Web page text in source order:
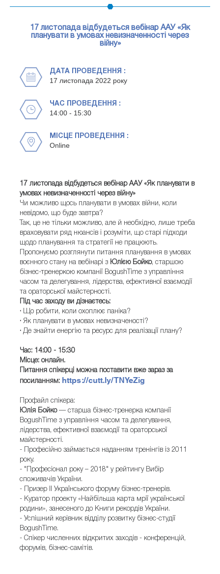
17 листопада відбудеться вебінар ААУ «Як
планувати в умовах невизначенності через
війну»
ДАТА ПРОВЕДЕННЯ :
17 листопада 2022 року
ЧАС ПРОВЕДЕННЯ :
14:00 - 15:30
МІСЦЕ ПРОВЕДЕННЯ :
Online
17 листопада відбудеться вебінар ААУ «Як планувати в
умовах невизначенності через війну»
Чи можливо щось планувати в умовах війни , коли
невідомо, що буде завтра?
Так, це не тільки можливо, але й необхідно, лише треба
враховувати ряд нюансів і розуміти, що старі підходи
щодо планування та стратегії не працюють.
Пропонуємо розглянути питання планування в умовах
воєнного стану на вебінарі з Юлією Бойко, старшою
бізнес-тренеркою компанії BogushTime з управління
часом та делегування, лідерства, ефективної взаємодії
та ораторської майстерності.
Під час заходу ви дізнаєтесь:
· Що робити, коли охоплює паніка?
· Як планувати в умовах невизначеності?
· Де знайти енергію та ресурс для реалізації плану?
Час: 14:00 - 15:30
Місце: онлайн.
Питання спікерці можна поставити вже зараз за
посиланням: https://cutt.ly/TNYeZig
Профайл спікера:
Юлія Бойко— старша бізнес-тренерка компанії
BogushTime з управління часом та делегування,
лідерства, ефективної взаємодії та ораторської
майстерності.
- Професійно займається наданням тренінгів із 2011
року.
- "Професіонал року – 2018" у рейтингу Вибір
споживачів України.
- Призер ІІ Українського форуму бізнес-тренерів.
- Куратор проекту «Найбільша карта мрії української
родини», занесеного до Книги рекордів України.
- Успішний керівник відділу розвитку бізнес-студії
BogushTime.
- Спікер численних відкритих заходів - конференцій,
форумів, бізнес-самітів.